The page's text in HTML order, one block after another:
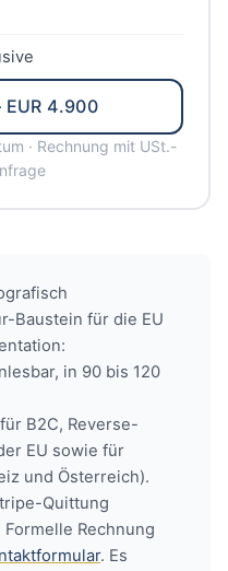
4.900
· Rechnung mit USt.-
Baustein für die EU
in 90 bis 120
B2C, Reverse-
EU sowie für
und Österreich).
Quittung
Rechnung
. Es